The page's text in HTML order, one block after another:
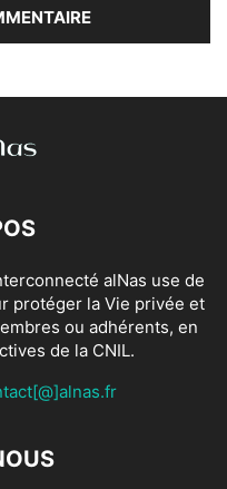
alNas use de
protéger la Vie privée et
ou adhérents, en
de la CNIL.